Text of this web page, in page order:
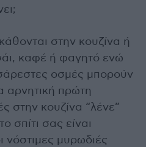
στην κουζίνα ή
καφέ ή φαγητό ενώ
οσμές μπορούν
αρνητική πρώτη
στην κουζίνα “λένε”
σπίτι σας είναι
μυρωδιές